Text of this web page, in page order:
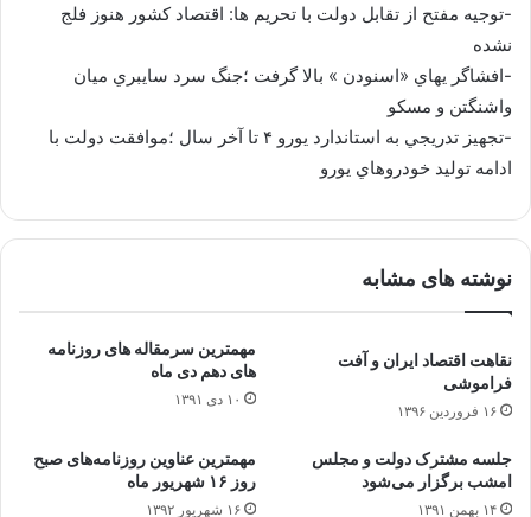
-توجیه مفتح از تقابل دولت با تحریم ها: اقتصاد کشور هنوز فلج
نشده
-افشاگر يهاي «اسنودن » بالا گرفت ؛جنگ سرد سايبري ميان
واشنگتن و مسكو
-تجهيز تدريجي به استاندارد يورو ۴ تا آخر سال ؛موافقت دولت با
ادامه توليد خودروهاي يورو
نوشته های مشابه
نقاهت اقتصاد ایران و آفت
فراموشی
۱۶ فروردین ۱۳۹۶
مهمترین سرمقاله های روزنامه
های دهم دی ماه
۱۰ دی ۱۳۹۱
جلسه مشترک دولت و مجلس
امشب برگزار می‌شود
۱۴ بهمن ۱۳۹۱
مهمترین عناوین روزنامه‌های صبح
روز ۱۶ شهریور ماه
۱۶ شهریور ۱۳۹۲